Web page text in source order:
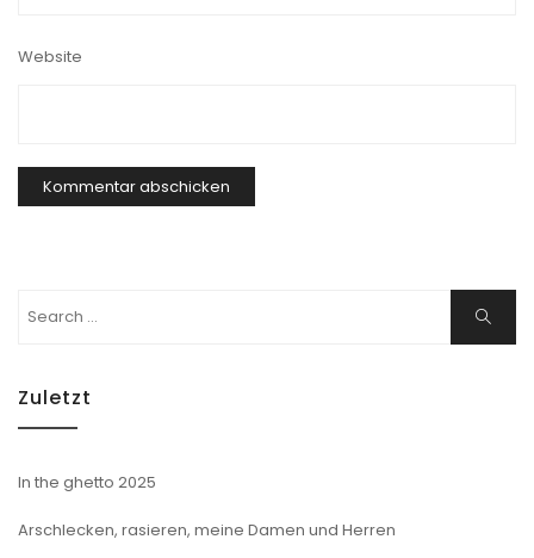
Website
Search
Zuletzt
In the ghetto 2025
Arschlecken, rasieren, meine Damen und Herren